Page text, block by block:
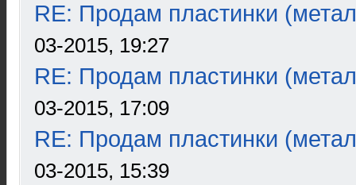
RE: Продам пластинки
03-2015, 19:27
RE: Продам пластинки
03-2015, 17:09
RE: Продам пластинки
03-2015, 15:39